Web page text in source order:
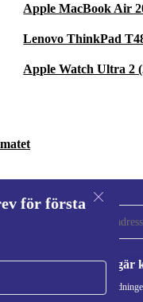
stora ytan
för
och HD+-
du på
ett konkret
Apple MacBook Air
Lenovo ThinkPad
Apple Watch Ultra 2
för första
Begär
Information om